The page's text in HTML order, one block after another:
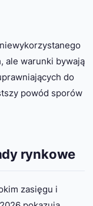
ale warunki bywają
do
powód sporów
rynkowe
zasięgu i